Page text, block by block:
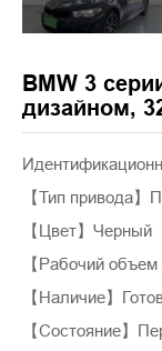
BMW 3
дизайном,
【Тип привода
【Цвет】Черный
【Рабочий
【Наличие】
【Состояние】